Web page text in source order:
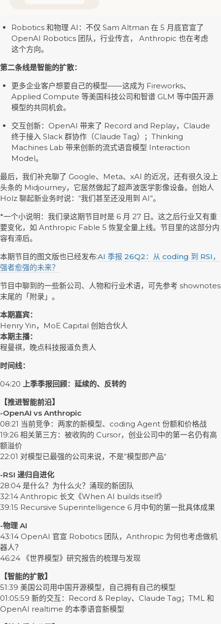
Robotics 和物理 AI：不仅 Sam Altman 在 5 月底官宣了
OpenAI Robotics 团队，行业传言， Anthropic 也在考虑
这个方向。
第二条线是智能的扩散：
更多企业客户想要自己的模型——这成为 Fireworks、
Applied Compute 等美国科技公司和智谱 GLM 等中国开源
模型的共同机会。
交互创新：OpenAI 带来了 Record and Replay，Claude
终于接入 Slack 群协作（Claude Tag）；Thinking
Machines Lab 带来创新的流式语音模型 Interaction
Model。
最后，我们补充聊了 Google、Meta、xAI 的近况，还有很久没上
头条的 Midjourney，它居然做起了超声波医学影像设备。创始人
Holz 聊起新业务时说：“我们甚至还没用到 AI”。
*一个小说明：我们录这期节目时是 6 月 27 日。这之后行业又有重
要变化，如 Anthropic Fable 5 恢复全量上线。节目里的这部分内
容有滞后。
本期节目的图文版也已经发布:AI 季报 26Q2：从 coding 到 RSI，
强者愈强的未来？
节目中聊到的一些新公司、人物和行业术语，可先参考 shownotes
末尾的「附录」。
本期嘉宾：
Henry Yin，MoE Capital 创始合伙人
本期主播：
程曼祺，晚点科技报道负责人
时间线：
04:20 上季季报回顾：延续的、反转的
【推进智能前沿】
-OpenAI vs Anthropic
08:21 当前竞争：两家的新模型、coding Agent 份额和价格战
19:26 相关第三方：被收购的 Cursor，创业公司中的第一名仍有高
额溢价
22:01 对模型已最强的公司来说，不是”模型即产品“
-RSI 递归自进化
28:04 是什么？为什么火？涌现的新团队
32:14 Anthropic 长文《When AI builds itself》
39:15 Recursive Superintelligence 6 月中旬的第一批具体成果
-物理 AI
43:14 OpenAI 官宣 Robotics 团队，Anthropic 为何也考虑做机
器人？
46:24 《世界模型》研究报告的梳理与发现
【智能的扩散】
51:39 美国公司用中国开源模型，自己拥有自己的模型
01:05:59 新的交互：Record & Replay、Claude Tag；TML 和
OpenAI realtime 的本季语音新模型